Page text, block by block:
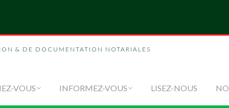
& DE DOCUMENTATION NOTARIALES
VOUS INFORMEZ-VOUS LISEZ-NOUS